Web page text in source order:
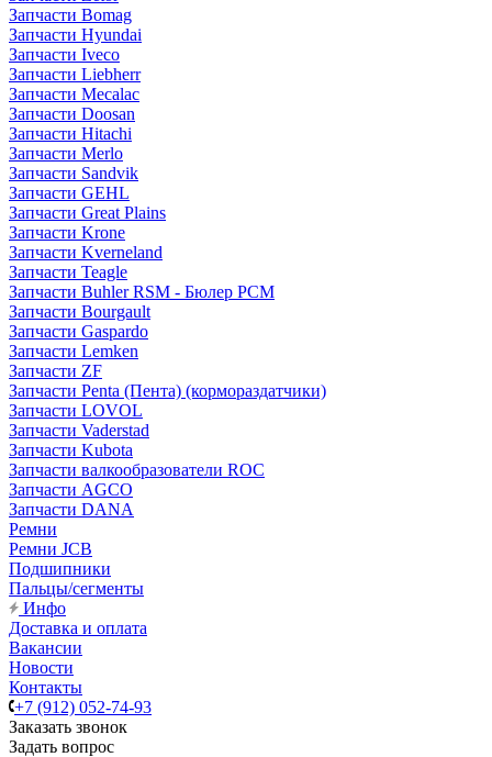
Запчасти Bomag
Запчасти Hyundai
Запчасти Iveco
Запчасти Liebherr
Запчасти Mecalac
Запчасти Doosan
Запчасти Hitachi
Запчасти Merlo
Запчасти Sandvik
Запчасти GEHL
Запчасти Great Plains
Запчасти Krone
Запчасти Kverneland
Запчасти Teagle
Запчасти Buhler RSM - Бюлер РСМ
Запчасти Bourgault
Запчасти Gaspardo
Запчасти Lemken
Запчасти ZF
Запчасти Penta (Пента) (кормораздатчики)
Запчасти LOVOL
Запчасти Vaderstad
Запчасти Kubota
Запчасти валкообразователи ROC
Запчасти AGCO
Запчасти DANA
Ремни
Ремни JCB
Подшипники
Пальцы/сегменты
Инфо
Доставка и оплата
Вакансии
Новости
Контакты
+7 (912) 052-74-93
Заказать звонок
Задать вопрос